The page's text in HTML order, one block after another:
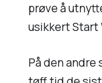
prøve å
usikkert Start
På den andre